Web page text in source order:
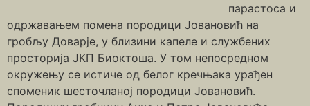
парастоса и
одржавањем помена породици Јовановић на
гробљу Доварје, у близини капеле и службених
просторија ЈКП Биоктоша. У том непосредном
окружењу се истиче од белог кречњака урађен
споменик шесточланој породици Јовановић.